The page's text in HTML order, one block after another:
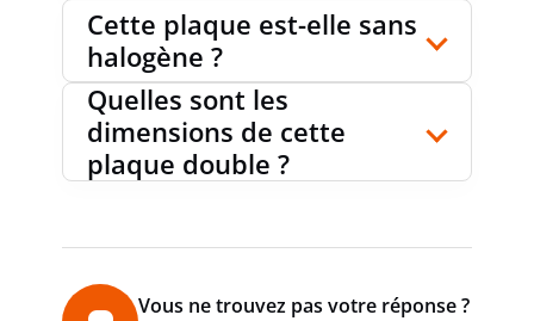
Cette plaque est-elle sans
halogène ?
Quelles sont les
dimensions de cette
plaque double ?
Vous ne trouvez pas votre réponse ?